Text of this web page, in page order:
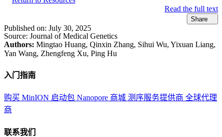
Read the full text
Share
Published on: July 30, 2025
Source: Journal of Medical Genetics
Authors: Mingtao Huang, Qinxin Zhang, Sihui Wu, Yixuan Liang,
Yan Wang, Zhengfeng Xu, Ping Hu
入门指南
购买 MinION 启动包 Nanopore 商城 测序服务提供商 全球代理
商
联系我们